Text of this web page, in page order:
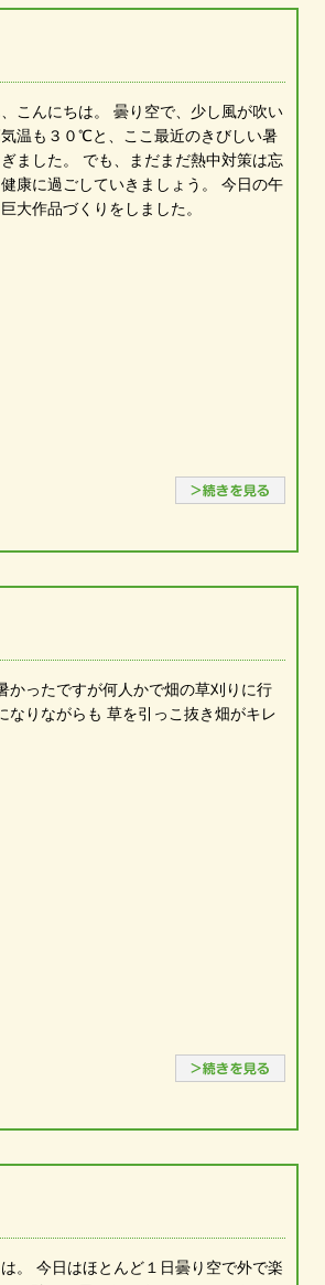
こんにちは。 曇り空で、少し風が吹い
温も３０℃と、ここ最近のきびしい暑
ました。 でも、まだまだ熱中対策は忘
康に過ごしていきましょう。 今日の午
大作品づくりをしました。
かったですが何人かで畑の草刈りに行
なりながらも 草を引っこ抜き畑がキレ
。 今日はほとんど１日曇り空で外で楽